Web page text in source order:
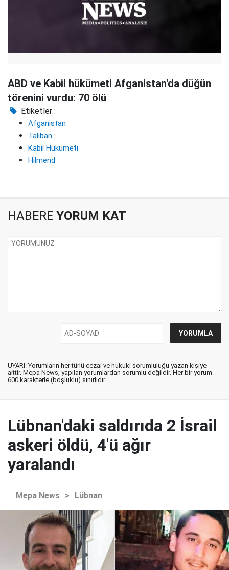
ABD ve Kabil hükümeti Afganistan'da düğün
törenini vurdu: 70 ölü
Etiketler :
Afganistan
Taliban
Kabil Hükümeti
Hilmend
HABERE YORUM KAT
UYARI: Yorumların her türlü cezai ve hukuki sorumluluğu yazan kişiye
aittir. Mepa News, yapılan yorumlardan sorumlu değildir. Her bir yorum
600 karakterle (boşluklu) sınırlıdır.
Lübnan'daki saldırıda 2 İsrail
askeri öldü, 4'ü ağır
yaralandı
Mepa News > Lübnan